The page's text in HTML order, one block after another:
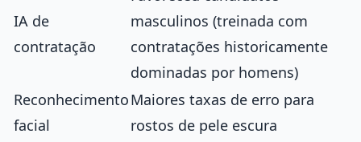
IA de
contratação
masculinos (treinada com
contratações historicamente
dominadas por homens)
Reconhecimento
facial
Maiores taxas de erro para
rostos de pele escura